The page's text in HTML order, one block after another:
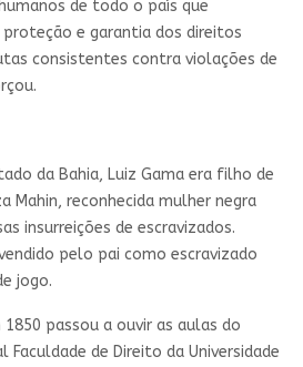
de todo o país que
e garantia dos direitos
consistentes contra violações de
da Bahia, Luiz Gama era filho de
Mahin, reconhecida mulher negra
insurreições de escravizados.
pelo pai como escravizado
jogo.
passou a ouvir as aulas do
de Direito da Universidade